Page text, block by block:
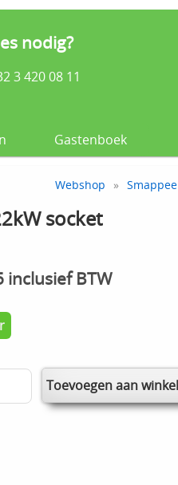
nodig?
3 420 08 11
Gastenboek
Webshop » Smappee
socket
inclusief BTW